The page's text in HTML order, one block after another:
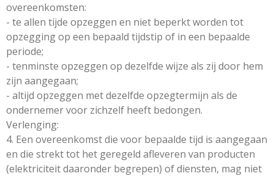
overeenkomsten:
- te allen tijde opzeggen en niet beperkt worden tot
opzegging op een bepaald tijdstip of in een bepaalde
periode;
- tenminste opzeggen op dezelfde wijze als zij door hem
zijn aangegaan;
- altijd opzeggen met dezelfde opzegtermijn als de
ondernemer voor zichzelf heeft bedongen.
Verlenging:
4. Een overeenkomst die voor bepaalde tijd is aangegaan
en die strekt tot het geregeld afleveren van producten
(elektriciteit daaronder begrepen) of diensten, mag niet